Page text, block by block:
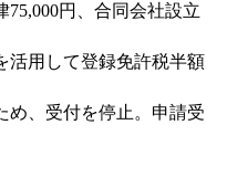
円、合同会社設立
活用して登録免許税半額
め、受付を停止。申請受